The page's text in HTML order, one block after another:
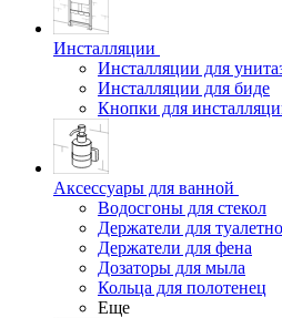
Инсталляции
Инсталляции для
Инсталляции для биде
Кнопки для
Аксессуары для ванной
Водосгоны для стекол
Держатели для
Держатели для фена
Дозаторы для мыла
Кольца для полотенец
Еще